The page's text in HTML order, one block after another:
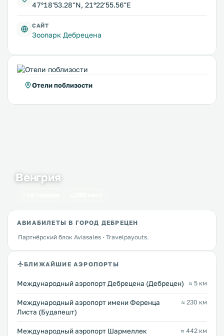
47°18'53.28''N, 21°22'55.56''E
САЙТ
Зоопарк Дебрецена
Отели поблизости
Венгрия
АВИАБИЛЕТЫ В ГОРОД ДЕБРЕЦЕН
Партнёрский блок Aviasales · Travelpayouts.
БЛИЖАЙШИЕ АЭРОПОРТЫ
Международный аэропорт Дебрецена (Дебрецен) ≈ 5 км
Международный аэропорт имени Ференца
Листа (Будапешт)
≈ 230 км
Международный аэропорт Шармеллек
≈ 442 км